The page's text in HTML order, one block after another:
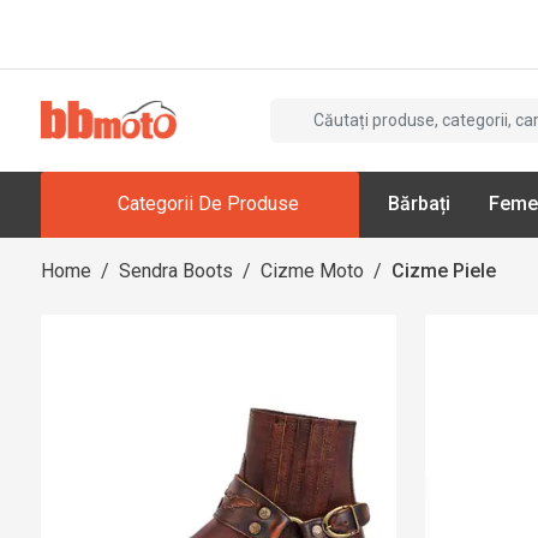
Categorii De Produse Bărbați
Home / Sendra Boots / Cizme Moto / Cizme Piele